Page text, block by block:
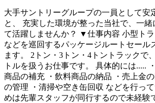
大手サントリーグループの一員として安
と、 充実した環境が整った当社で、一緒
て活躍しませんか？ ▼仕事内容 小型ト
などを巡回するパッケージルートセール
ます。 2トン・3トン・4トントラックで
トルを扱うお仕事です。 具体的には.....
商品の補充 ・飲料商品の納品 ・売上金
の管理 ・清掃や空き缶回収 などを行っ
めは先輩スタッフが同行するので未経験